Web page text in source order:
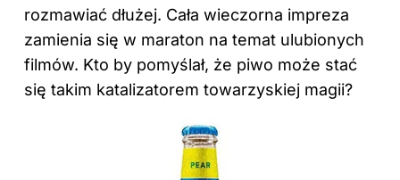
rozmawiać dłużej. Cała wieczorna impreza
zamienia się w maraton na temat ulubionych
filmów. Kto by pomyślał, że piwo może stać
się takim katalizatorem towarzyskiej magii?